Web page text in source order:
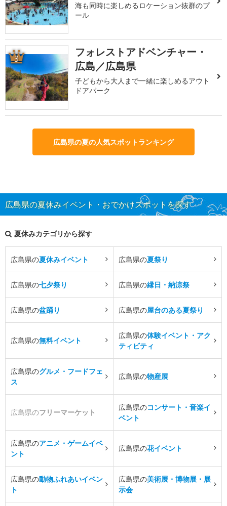
海も同時に楽しめるロケーション抜群のプ
ール
3
フォレストアドベンチャー・
広島／広島県
子どもから大人まで一緒に楽しめるアウト
ドアパーク
広島県の夏の人気スポットランキング
広島県の夏休みイベント・おでかけスポットを探す
夏休みカテゴリから探す
広島県の夏休みイベント 広島県の夏祭り
広島県の七夕祭り 広島県の縁日・納涼祭
広島県の盆踊り 広島県の屋台のある夏祭り
広島県の無料イベント
広島県の体験イベント・アク
ティビティ
広島県のグルメ・フードフェ
ス
広島県の物産展
広島県のフリーマーケット
広島県のコンサート・音楽イ
ベント
広島県のアニメ・ゲームイベ
ント
広島県の花イベント
広島県の動物ふれあいイベン
ト
広島県の美術展・博物展・展
示会